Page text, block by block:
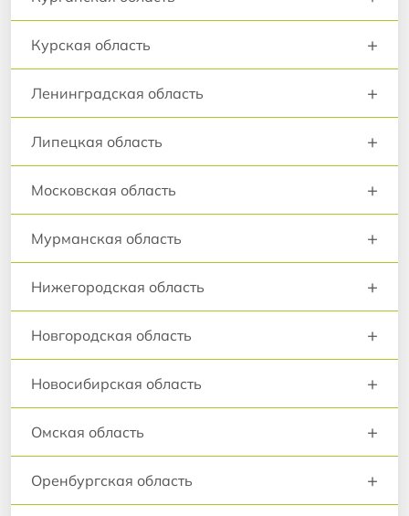
Курская область +
Ленинградская область +
Липецкая область +
Московская область +
Мурманская область +
Нижегородская область +
Новгородская область +
Новосибирская область +
Омская область +
Оренбургская область +